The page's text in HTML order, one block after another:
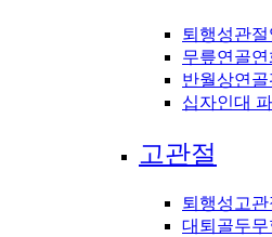
퇴행성관절
무릎연골연
반월상연골
십자인대
고관절
퇴행성고관
대퇴골두